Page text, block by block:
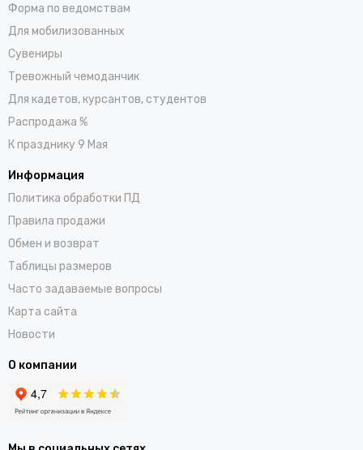
Форма по ведомствам
Для мобилизованных
Сувениры
Тревожный чемоданчик
Для кадетов, курсантов, студентов
Распродажа %
К празднику 9 Мая
Информация
Политика обработки ПД
Правила продажи
Обмен и возврат
Таблицы размеров
Часто задаваемые вопросы
Карта сайта
Новости
О компании